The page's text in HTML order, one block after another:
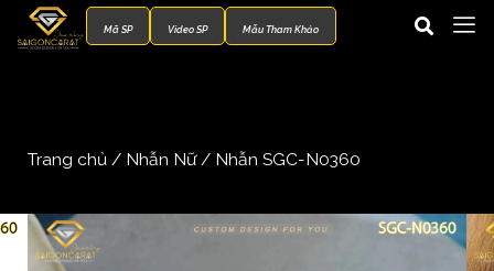
Mã SP Video SP Mẫu Tham Khảo
Trang chủ / Nhẫn Nữ/ Nhẫn SGC-N0360